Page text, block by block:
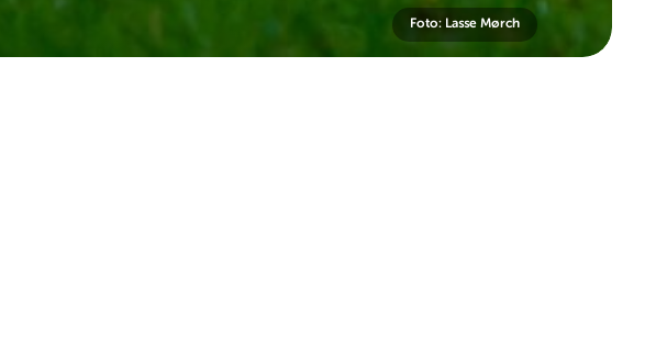
Foto: Lasse Mørch